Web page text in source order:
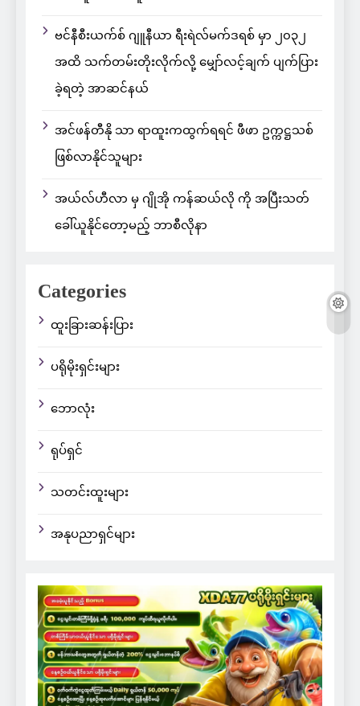
ဗင်နီစီးယက်စ် ဂျူနီယာ ရီးရဲလ်မက်ဒရစ် မှာ ၂၀၃၂
အထိ သက်တမ်းတိုးလိုက်လို့ မျှော်လင့်ချက် ပျက်ပြား
ခဲ့ရတဲ့ အာဆင်နယ်
အင်ဖန်တီနို သာ ရာထူးကထွက်ရရင် ဖီဖာ ဥက္ကဋ္ဌသစ်
ဖြစ်လာနိုင်သူများ
အယ်လ်ဟီလာ မှ ဂျိုအို ကန်ဆယ်လို ကို အပြီးသတ်
ခေါ်ယူနိုင်တော့မည့် ဘာစီလိုနာ
Categories
ထူးခြားဆန်းပြား
ပရိုမိုးရှင်းများ
ဘောလုံး
ရုပ်ရှင်
သတင်းထူးများ
အနုပညာရှင်များ